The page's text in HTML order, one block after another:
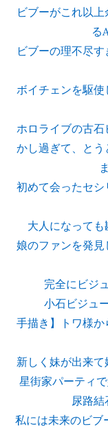
ビブーがこれ以
る
ビブーの理不尽
ボイチェンを駆
ホロライブの古
かし過ぎて、と
初めて会ったセ
大人になっても
娘のファンを発
完全にビジ
小石ビジュ
手描き】トワ様
新しく妹が出来て
星街家パーティ
尿路結
私には未来のビブ